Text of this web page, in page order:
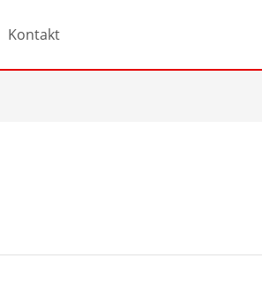
Kontakt